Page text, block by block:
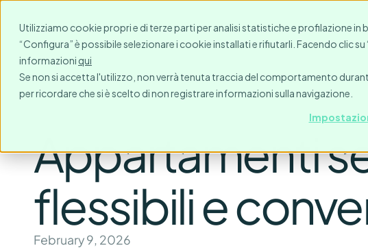
Utilizziamo cookie propri e di terze parti per analisi statistiche e profilazione in
“Configura” è possibile selezionare i cookie installati e rifiutarli. Facendo clic
informazioni qui
Se non si accetta l'utilizzo, non verrà tenuta traccia del comportamento
per ricordare che si è scelto di non registrare informazioni sulla navigazione.
Per chi? Destinazioni Risorse
Appartamenti
flessibili e
February 9, 2026